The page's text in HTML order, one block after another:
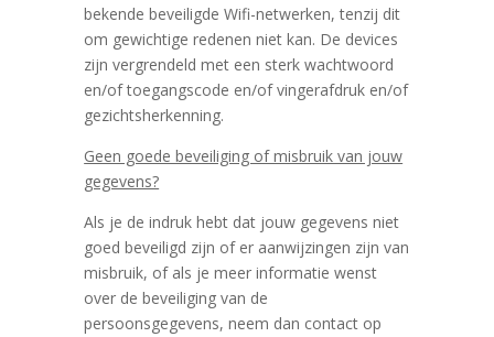
bekende beveiligde Wifi-netwerken, tenzij dit
om gewichtige redenen niet kan. De devices
zijn vergrendeld met een sterk wachtwoord
en/of toegangscode en/of vingerafdruk en/of
gezichtsherkenning.
Geen goede beveiliging of misbruik van jouw
gegevens?
Als je de indruk hebt dat jouw gegevens niet
goed beveiligd zijn of er aanwijzingen zijn van
misbruik, of als je meer informatie wenst
over de beveiliging van de
persoonsgegevens, neem dan contact op